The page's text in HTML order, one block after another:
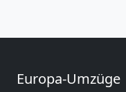
Europa-Umzüge